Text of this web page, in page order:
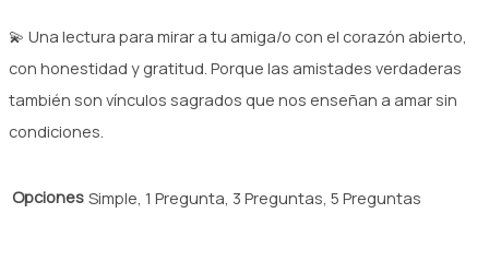
💫 Una lectura para mirar a tu amiga/o con el corazón abierto,
con honestidad y gratitud. Porque las amistades verdaderas
también son vínculos sagrados que nos enseñan a amar sin
condiciones.
Opciones Simple, 1 Pregunta, 3 Preguntas, 5 Preguntas